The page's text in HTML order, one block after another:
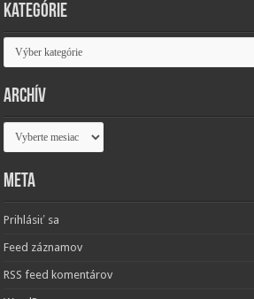
Kategórie
Kategórie
Archív
Archív
Meta
Prihlásiť sa
Feed záznamov
RSS feed komentárov